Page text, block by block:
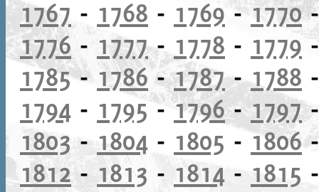
1767 - 1768 - 1769- 1770
1776 - 1777- 1778 - 1779
1785- 1786-1787-1788
1794 - 1795-1796-1797
1803- 1804 - 1805 -1806
1812- 1813 - 1814 - 1815